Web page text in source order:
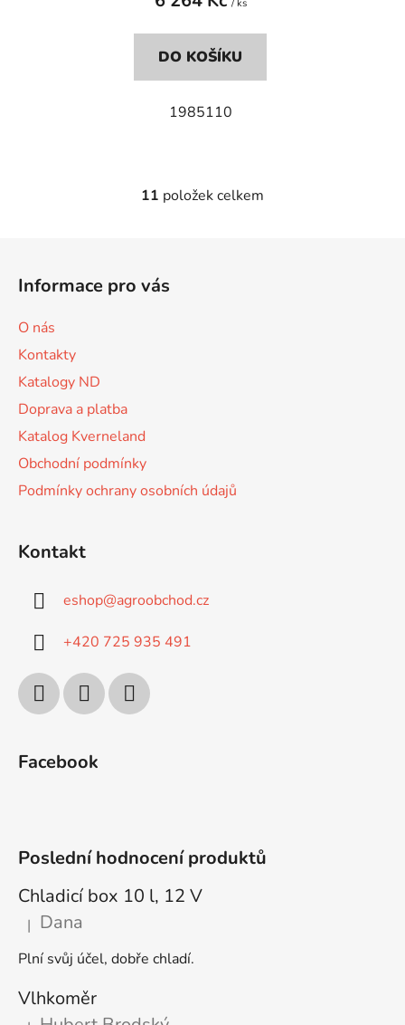
/ ks
DO KOŠÍKU
1985110
O
ý
p
11 položek celkem
Informace pro vás
O nás
Kontakty
Katalogy ND
Doprava a platba
Katalog Kverneland
Obchodní podmínky
Podmínky ochrany osobních údajů
Kontakt
eshop@agroobchod.cz
+420 725 935 491
Facebook
Poslední hodnocení produktů
Chladicí box 10 l, 12 V
Hodnocení produktu je 5 z 5 hvězdiček.
| Dana
Plní svůj účel, dobře chladí.
Vlhkoměr